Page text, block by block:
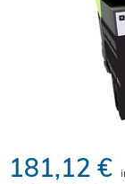
181,12 €